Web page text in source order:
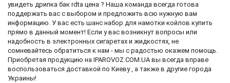
увидеть дрипка бак rdta цена ? Наша команда всегда готова
поддержать вас с выбором и предложить всю нужную вам
информацию. У вас есть шанс набор для намотки койлов купить
прямо в данный момент! Если у вас возникнут вопросы или
надобность в электронных сигаретах и жидкостях, не
сомневайтесь обратиться к нам - мы с радостью окажем помощь.
Приобретая продукцию на IPAROVOZ.COM.UA вы всегда вправе
воспользоваться доставкой по Киеву , а также в другие города
Украины!